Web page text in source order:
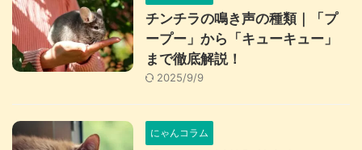
チンチラの鳴き声の種類｜「プ
ープー」から「キューキュー」
まで徹底解説！
2025/9/9
にゃんコラム